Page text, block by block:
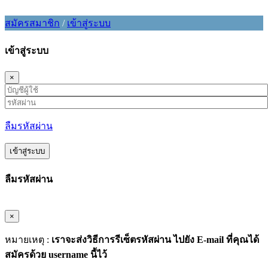
สมัครสมาชิก / เข้าสู่ระบบ
เข้าสู่ระบบ
×
ลืมรหัสผ่าน
ลืมรหัสผ่าน
×
หมายเหตุ : เราจะส่งวิธีการรีเซ็ตรหัสผ่าน ไปยัง E-mail ที่คุณได้
สมัครด้วย username นี้ไว้